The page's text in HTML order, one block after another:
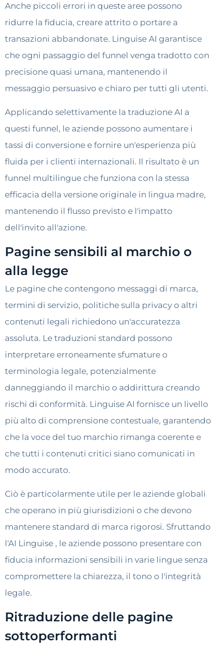
Anche piccoli errori in queste aree possono
ridurre la fiducia, creare attrito o portare a
transazioni abbandonate. Linguise AI garantisce
che ogni passaggio del funnel venga tradotto con
precisione quasi umana, mantenendo il
messaggio persuasivo e chiaro per tutti gli utenti.
Applicando selettivamente la traduzione AI a
questi funnel, le aziende possono aumentare i
tassi di conversione e fornire un'esperienza più
fluida per i clienti internazionali. Il risultato è un
funnel multilingue che funziona con la stessa
efficacia della versione originale in lingua madre,
mantenendo il flusso previsto e l'impatto
dell'invito all'azione.
Pagine sensibili al marchio o
alla legge
Le pagine che contengono messaggi di marca,
termini di servizio, politiche sulla privacy o altri
contenuti legali richiedono un'accuratezza
assoluta. Le traduzioni standard possono
interpretare erroneamente sfumature o
terminologia legale, potenzialmente
danneggiando il marchio o addirittura creando
rischi di conformità. Linguise AI fornisce un livello
più alto di comprensione contestuale, garantendo
che la voce del tuo marchio rimanga coerente e
che tutti i contenuti critici siano comunicati in
modo accurato.
Ciò è particolarmente utile per le aziende globali
che operano in più giurisdizioni o che devono
mantenere standard di marca rigorosi. Sfruttando
l'AI Linguise , le aziende possono presentare con
fiducia informazioni sensibili in varie lingue senza
compromettere la chiarezza, il tono o l'integrità
legale.
Ritraduzione delle pagine
sottoperformanti